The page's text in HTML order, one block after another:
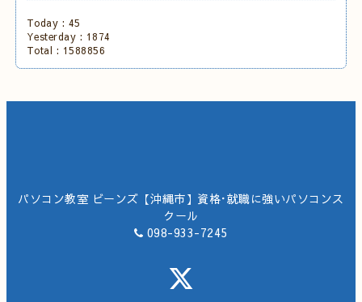
Today : 45
Yesterday : 1874
Total : 1588856
パソコン教室 ビーンズ【沖縄市】資格･就職に強いパソコンス
クール
098-933-7245